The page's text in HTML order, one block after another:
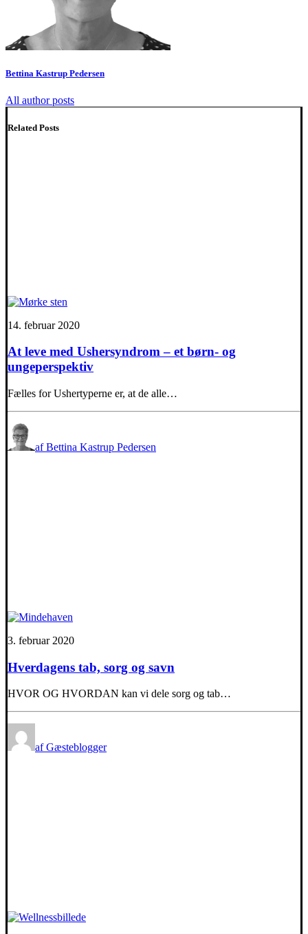
Bettina Kastrup Pedersen
All author posts
Related Posts
14. februar 2020
At leve med Ushersyndrom – et børn- og
ungeperspektiv
Fælles for Ushertyperne er, at de alle…
af Bettina Kastrup Pedersen
3. februar 2020
Hverdagens tab, sorg og savn
HVOR OG HVORDAN kan vi dele sorg og tab…
af Gæsteblogger